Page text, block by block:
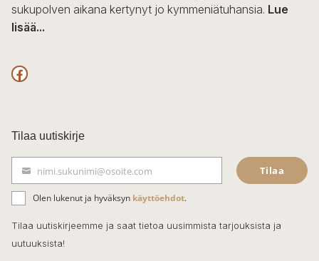
sukupolven aikana kertynyt jo kymmeniätuhansia. Lue
lisää...
F
c
e
b
o
o
k
Tilaa uutiskirje
ä
h
k
nimi.sukunimi@osoite.com Tilaa
Olen lukenut ja hyväksyn käyttöehdot.
Tilaa uutiskirjeemme ja saat tietoa uusimmista tarjouksista ja
uutuuksista!